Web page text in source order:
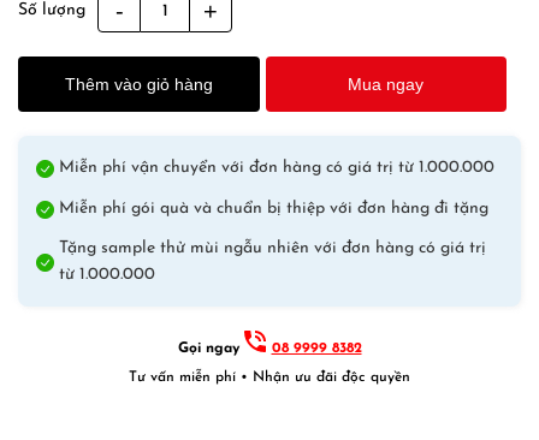
Số lượng
Rubber
Ball
Nightsouk
quantity
Thêm vào giỏ hàng Mua ngay
Miễn phí vận chuyển với đơn hàng có giá trị từ 1.000.000
Miễn phí gói quà và chuẩn bị thiệp với đơn hàng đi tặng
Tặng sample thử mùi ngẫu nhiên với đơn hàng có giá trị
từ 1.000.000
Gọi ngay
08 9999 8382
Tư vấn miễn phí • Nhận ưu đãi độc quyền